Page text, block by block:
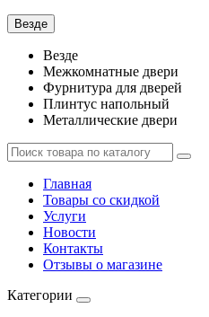
Везде
Везде
Межкомнатные двери
Фурнитура для дверей
Плинтус напольный
Металлические двери
Главная
Товары со скидкой
Услуги
Новости
Контакты
Отзывы о магазине
Категории